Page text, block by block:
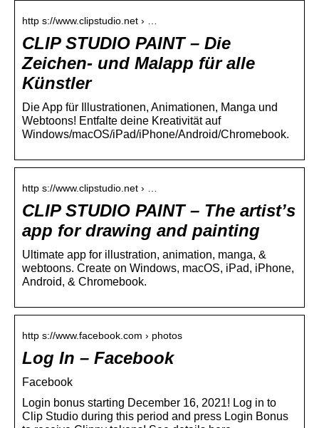
http s://www.clipstudio.net › …
CLIP STUDIO PAINT – Die
Zeichen- und Malapp für alle
Künstler
Die App für Illustrationen, Animationen, Manga und
Webtoons! Entfalte deine Kreativität auf
Windows/macOS/iPad/iPhone/Android/Chromebook.
http s://www.clipstudio.net › …
CLIP STUDIO PAINT – The artist’s
app for drawing and painting
Ultimate app for illustration, animation, manga, &
webtoons. Create on Windows, macOS, iPad, iPhone,
Android, & Chromebook.
http s://www.facebook.com › photos
Log In – Facebook
Facebook
Login bonus starting December 16, 2021! Log in to
Clip Studio during this period and press Login Bonus